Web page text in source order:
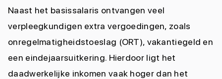
Naast het basissalaris ontvangen veel
verpleegkundigen extra vergoedingen, zoals
onregelmatigheidstoeslag (ORT), vakantiegeld en
een eindejaarsuitkering. Hierdoor ligt het
daadwerkelijke inkomen vaak hoger dan het